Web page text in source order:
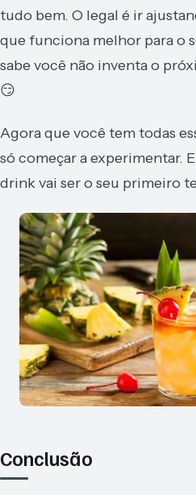
tudo bem. O legal é ir
que funciona melhor para o
sabe você não inventa o
😏
Agora que você tem todas
só começar a experimentar.
drink vai ser o seu primeiro
Conclusão